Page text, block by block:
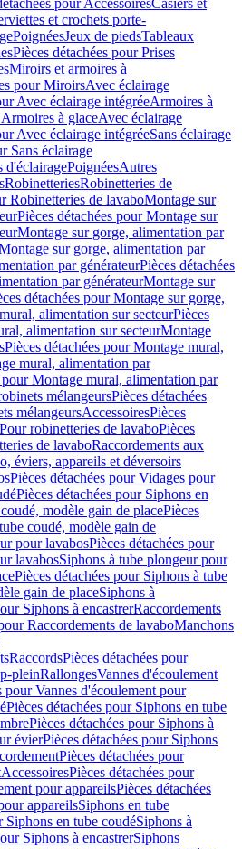
pour AccessoiresCasiers et
et crochets porte-
PoignéesJeux de piedsTableaux
Pièces détachées pour Prises
Miroirs et armoires à
pour MiroirsAvec éclairage
Avec éclairage intégréeArmoires à
à glaceAvec éclairage
Avec éclairage intégréeSans éclairage
Sans éclairage
d'éclairagePoignéesAutres
RobinetteriesRobinetteries de
Robinetteries de lavaboMontage sur
Pièces détachées pour Montage sur
Montage sur gorge, alimentation par
sur gorge, alimentation par
par générateurPièces détachées
par générateurMontage sur
détachées pour Montage sur gorge,
alimentation sur secteurPièces
alimentation sur secteurMontage
Pièces détachées pour Montage mural,
mural, alimentation par
pour Montage mural, alimentation par
mélangeursPièces détachées
mélangeursAccessoiresPièces
Pour robinetteries de lavaboPièces
de lavaboRaccordements aux
éviers, appareils et déversoirs
Pièces détachées pour Vidages pour
Pièces détachées pour Siphons en
modèle gain de placePièces
coudé, modèle gain de
pour lavabosPièces détachées pour
lavabosSiphons à tube plongeur pour
Pièces détachées pour Siphons à tube
gain de placeSiphons à
Siphons à encastrerRaccordements
Raccordements de lavaboManchons
RaccordsPièces détachées pour
pleinRallongesVannes d'écoulement
pour Vannes d'écoulement pour
Pièces détachées pour Siphons en tube
Pièces détachées pour Siphons à
évierPièces détachées pour Siphons
Pièces détachées pour
AccessoiresPièces détachées pour
pour appareilsPièces détachées
appareilsSiphons en tube
Siphons en tube coudéSiphons à
Siphons à encastrerSiphons